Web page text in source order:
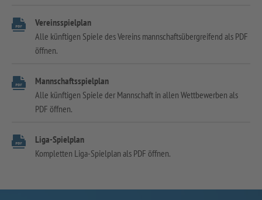
Vereinsspielplan
Alle künftigen Spiele des Vereins mannschaftsübergreifend als PDF
öffnen.
Mannschaftsspielplan
Alle künftigen Spiele der Mannschaft in allen Wettbewerben als
PDF öffnen.
Liga-Spielplan
Kompletten Liga-Spielplan als PDF öffnen.